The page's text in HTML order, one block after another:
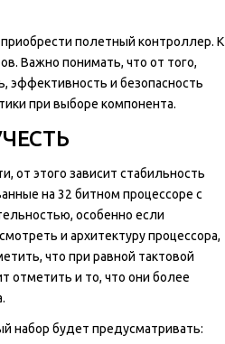
полетный контроллер. К
Важно понимать, что от того,
эффективность и безопасность
при выборе компонента.
от этого зависит стабильность
на 32 битном процессоре с
особенно если
и архитектуру процессора,
что при равной тактовой
отметить и то, что они более
набор будет предусматривать: